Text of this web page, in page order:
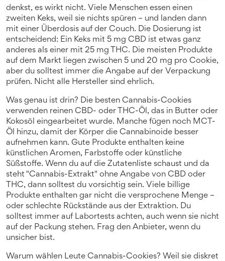
denkst, es wirkt nicht. Viele Menschen essen einen
zweiten Keks, weil sie nichts spüren – und landen dann
mit einer Überdosis auf der Couch. Die Dosierung ist
entscheidend: Ein Keks mit 5 mg CBD ist etwas ganz
anderes als einer mit 25 mg THC. Die meisten Produkte
auf dem Markt liegen zwischen 5 und 20 mg pro Cookie,
aber du solltest immer die Angabe auf der Verpackung
prüfen. Nicht alle Hersteller sind ehrlich.
Was genau ist drin? Die besten Cannabis-Cookies
verwenden reinen CBD- oder THC-Öl, das in Butter oder
Kokosöl eingearbeitet wurde. Manche fügen noch MCT-
Öl hinzu, damit der Körper die Cannabinoide besser
aufnehmen kann. Gute Produkte enthalten keine
künstlichen Aromen, Farbstoffe oder künstliche
Süßstoffe. Wenn du auf die Zutatenliste schaust und da
steht "Cannabis-Extrakt" ohne Angabe von CBD oder
THC, dann solltest du vorsichtig sein. Viele billige
Produkte enthalten gar nicht die versprochene Menge –
oder schlechte Rückstände aus der Extraktion. Du
solltest immer auf Labortests achten, auch wenn sie nicht
auf der Packung stehen. Frag den Anbieter, wenn du
unsicher bist.
Warum wählen Leute Cannabis-Cookies? Weil sie diskret